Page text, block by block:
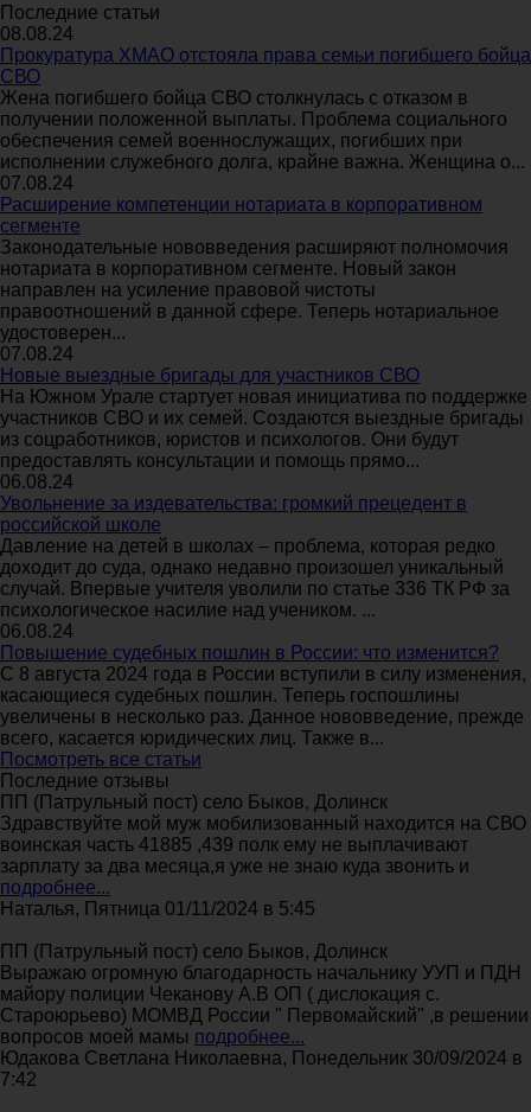
Последние статьи
08.08.24
Прокуратура ХМАО отстояла права семьи погибшего бойца
СВО
Жена погибшего бойца СВО столкнулась с отказом в
получении положенной выплаты. Проблема социального
обеспечения семей военнослужащих, погибших при
исполнении служебного долга, крайне важна. Женщина о...
07.08.24
Расширение компетенции нотариата в корпоративном
сегменте
Законодательные нововведения расширяют полномочия
нотариата в корпоративном сегменте. Новый закон
направлен на усиление правовой чистоты
правоотношений в данной сфере. Теперь нотариальное
удостоверен...
07.08.24
Новые выездные бригады для участников СВО
На Южном Урале стартует новая инициатива по поддержке
участников СВО и их семей. Создаются выездные бригады
из соцработников, юристов и психологов. Они будут
предоставлять консультации и помощь прямо...
06.08.24
Увольнение за издевательства: громкий прецедент в
российской школе
Давление на детей в школах – проблема, которая редко
доходит до суда, однако недавно произошел уникальный
случай. Впервые учителя уволили по статье 336 ТК РФ за
психологическое насилие над учеником. ...
06.08.24
Повышение судебных пошлин в России: что изменится?
С 8 августа 2024 года в России вступили в силу изменения,
касающиеся судебных пошлин. Теперь госпошлины
увеличены в несколько раз. Данное нововведение, прежде
всего, касается юридических лиц. Также в...
Посмотреть все статьи
Последние отзывы
ПП (Патрульный пост) село Быков, Долинск
Здравствуйте мой муж мобилизованный находится на СВО
воинская часть 41885 ,439 полк ему не выплачивают
зарплату за два месяца,я уже не знаю куда звонить и
подробнее...
Наталья, Пятница 01/11/2024 в 5:45
ПП (Патрульный пост) село Быков, Долинск
Выражаю огромную благодарность начальнику УУП и ПДН
майору полиции Чеканову А.В ОП ( дислокация с.
Староюрьево) МОМВД России " Первомайский" ,в решении
вопросов моей мамы подробнее...
Юдакова Светлана Николаевна, Понедельник 30/09/2024 в
7:42